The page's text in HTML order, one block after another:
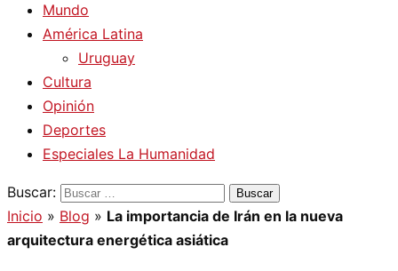
Mundo
América Latina
Uruguay
Cultura
Opinión
Deportes
Especiales La Humanidad
Buscar:
Inicio » Blog » La importancia de Irán en la nueva
arquitectura energética asiática